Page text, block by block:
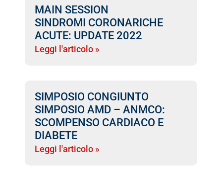
MAIN SESSION
SINDROMI CORONARICHE
ACUTE: UPDATE 2022
Leggi l'articolo »
SIMPOSIO CONGIUNTO
SIMPOSIO AMD – ANMCO:
SCOMPENSO CARDIACO E
DIABETE
Leggi l'articolo »